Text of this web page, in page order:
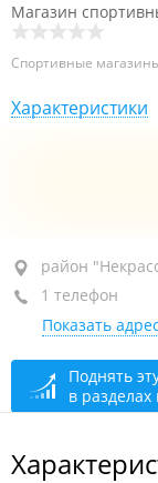
Магазин
Спортивные
Характеристики
район
ТДЦ "Море", 3-й
+7 (423) 222-20-
закрыто,
район
1 телефон
Показать
Поднять
в разделах